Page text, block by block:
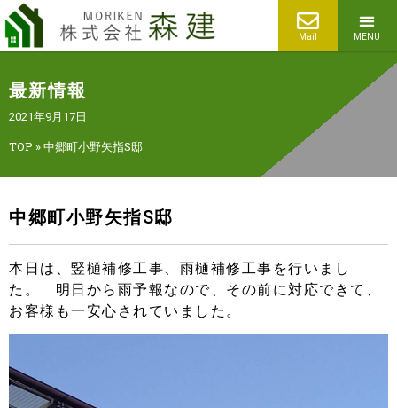
Mail MENU
最新情報
2021年9月17日
TOP »中郷町小野矢指S邸
中郷町小野矢指S邸
本日は、竪樋補修工事、雨樋補修工事を行いまし
た。 明日から雨予報なので、その前に対応できて、
お客様も一安心されていました。